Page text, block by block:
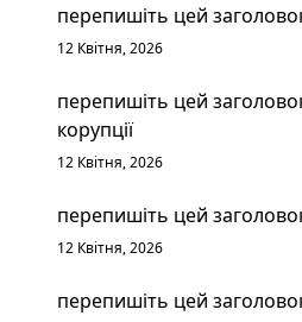
перепишіть цей
12 Квітня, 2026
перепишіть цей
корупції
12 Квітня, 2026
перепишіть цей
12 Квітня, 2026
перепишіть цей